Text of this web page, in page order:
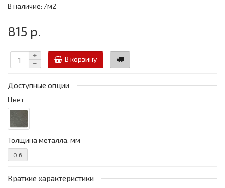
В наличие: /м2
815 р.
В корзину
Доступные опции
Цвет
Толщина металла, мм
0.6
Краткие характеристики